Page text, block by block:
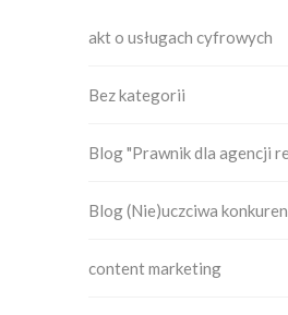
akt o usługach cyfrowych
Bez kategorii
Blog "Prawnik dla agencji
Blog (Nie)uczciwa
content marketing